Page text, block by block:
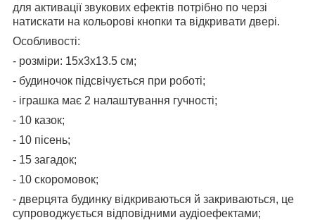
для активації звукових ефектів потрібно по черзі
натискати на кольорові кнопки та відкривати двері.
Особливості:
- розміри: 15х3х13.5 см;
- будиночок підсвічується при роботі;
- іграшка має 2 налаштування гучності;
- 10 казок;
- 10 пісень;
- 15 загадок;
- 10 скоромовок;
- дверцята будинку відкриваються й закриваються, це
супроводжується відповідними аудіоефектами;